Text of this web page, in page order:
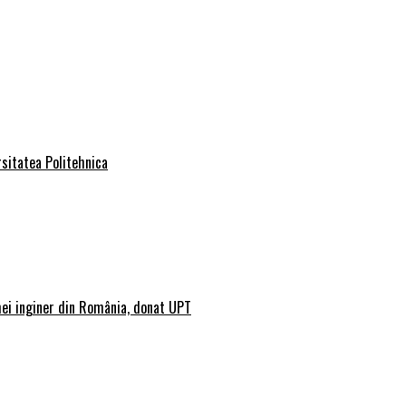
Politehnica
inginer din România, donat UPT